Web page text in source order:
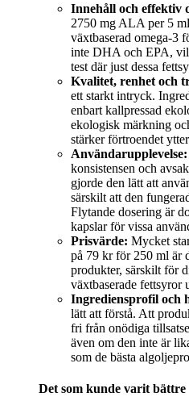
Innehåll och effektiv
2750 mg ALA per 5
växtbaserad omega-3
inte DHA och EPA,
test där just dessa
Kvalitet, renhet och
ett starkt intryck.
enbart kallpressad
ekologisk märkning
stärker förtroendet
Användarupplevelse:
konsistensen och
gjorde den lätt att
särskilt att den
Flytande dosering är
kapslar för vissa
Prisvärde: Mycket
på 79 kr för 250 ml är
produkter, särskilt för
växtbaserade fettsyror
Ingrediensprofil och
lätt att förstå. Att
fri från onödiga
även om den inte är
som de bästa
Det som kunde varit bättre